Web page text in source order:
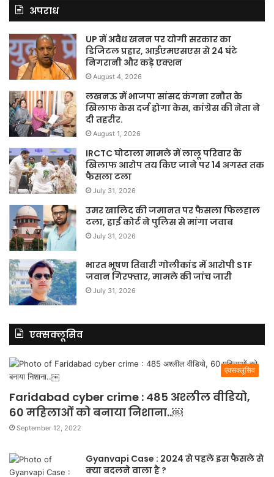
अपराध
UP में अवैध खनन पर योगी सरकार का
डिजिटल प्रहार, आईएमएसएस से 24 घंटे
निगरानी और कड़े एक्शन
August 4, 2026
लखनऊ में भाजपा सांसद कंगना रनौत के
खिलाफ केस दर्ज होगा केस, कांग्रेस की नेता ने
दी तहरीर.
August 1, 2026
IRCTC घोटाला मामले में लालू परिवार के
खिलाफ आरोप तय किए जाने पर 14 अगस्त तक
फैसला टला
July 31, 2026
उमर खालिद की जमानत पर फैसला फिलहाल
टला, हाई कोर्ट ने पुलिस से मांगा जवाब
July 31, 2026
भारत भूषण तिवारी गोलीकांड में आरोपी STF
जवान गिरफ्तार, मामले की जांच जारी
July 31, 2026
एक्सक्लूसिव
एक्सक्लूसिव
Faridabad cyber crime : 485 अश्लील वीडियो,
60 महिलाओं को बनाया निशाना..￼
September 12, 2022
Gyanvapi Case : 2024 से पहले इस फैसले से
क्या बदलने वाला है ?